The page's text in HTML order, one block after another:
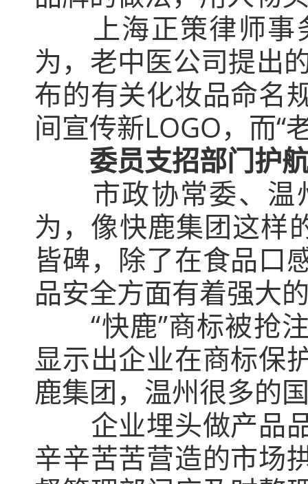
上海正策律师事
为，老中医公司提出
布的有关化妆品命名
间宣传新LOGO，而“
委员支招部门护
市政协常委、温
为，像快鹿集团这样
皆碑，除了在食品口
品安全方面有着强大
“快鹿”商标被抢注
显示出企业在商标保
鹿集团，温州很多的
企业埋头做产品品
辛辛苦苦营造的市场